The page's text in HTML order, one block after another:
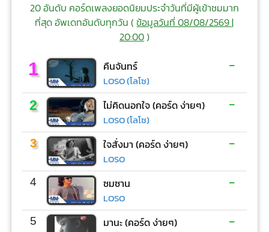
20 อันดับ คอร์ดเพลงยอดนิยมประจำวันที่มีผู้เข้าชมมาก
ที่สุด อัพเดทอันดับทุกวัน (ข้อมูลวันที่ 08/08/2569 |
20:00)
1 คืนจันทร์
LOSO (โลโซ)
-
2 ไม่คิดนอกใจ (คอร์ด ง่ายๆ)
LOSO (โลโซ)
-
3 ใจสั่งมา (คอร์ด ง่ายๆ)
LOSO
-
4 ซมซาน
LOSO
-
5 มานะ (คอร์ด ง่ายๆ) -